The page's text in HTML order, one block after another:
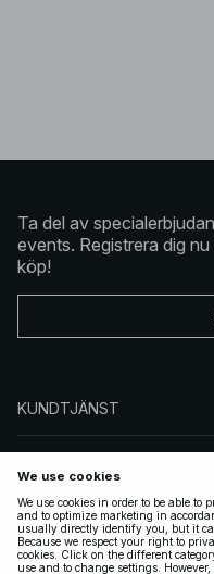
Ta del av
events. Registrera dig
köp!
KUNDTJÄNST
FÖLJ OSS